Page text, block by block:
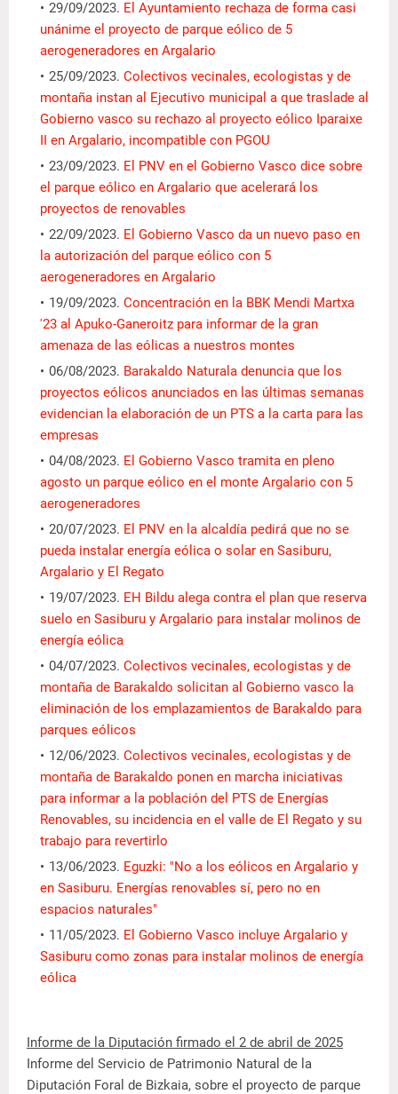
29/09/2023. El Ayuntamiento rechaza de forma casi
unánime el proyecto de parque eólico de 5
aerogeneradores en Argalario
25/09/2023. Colectivos vecinales, ecologistas y de
montaña instan al Ejecutivo municipal a que traslade al
Gobierno vasco su rechazo al proyecto eólico Iparaixe
II en Argalario, incompatible con PGOU
23/09/2023. El PNV en el Gobierno Vasco dice sobre
el parque eólico en Argalario que acelerará los
proyectos de renovables
22/09/2023. El Gobierno Vasco da un nuevo paso en
la autorización del parque eólico con 5
aerogeneradores en Argalario
19/09/2023. Concentración en la BBK Mendi Martxa
'23 al Apuko-Ganeroitz para informar de la gran
amenaza de las eólicas a nuestros montes
06/08/2023. Barakaldo Naturala denuncia que los
proyectos eólicos anunciados en las últimas semanas
evidencian la elaboración de un PTS a la carta para las
empresas
04/08/2023. El Gobierno Vasco tramita en pleno
agosto un parque eólico en el monte Argalario con 5
aerogeneradores
20/07/2023. El PNV en la alcaldía pedirá que no se
pueda instalar energía eólica o solar en Sasiburu,
Argalario y El Regato
19/07/2023. EH Bildu alega contra el plan que reserva
suelo en Sasiburu y Argalario para instalar molinos de
energía eólica
04/07/2023. Colectivos vecinales, ecologistas y de
montaña de Barakaldo solicitan al Gobierno vasco la
eliminación de los emplazamientos de Barakaldo para
parques eólicos
12/06/2023. Colectivos vecinales, ecologistas y de
montaña de Barakaldo ponen en marcha iniciativas
para informar a la población del PTS de Energías
Renovables, su incidencia en el valle de El Regato y su
trabajo para revertirlo
13/06/2023. Eguzki: "No a los eólicos en Argalario y
en Sasiburu. Energías renovables sí, pero no en
espacios naturales"
11/05/2023. El Gobierno Vasco incluye Argalario y
Sasiburu como zonas para instalar molinos de energía
eólica
Informe de la Diputación firmado el 2 de abril de 2025
Informe del Servicio de Patrimonio Natural de la
Diputación Foral de Bizkaia, sobre el proyecto de parque